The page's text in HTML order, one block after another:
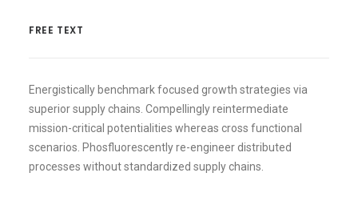
FREE TEXT
Energistically benchmark focused growth strategies via
superior supply chains. Compellingly reintermediate
mission-critical potentialities whereas cross functional
scenarios. Phosfluorescently re-engineer distributed
processes without standardized supply chains.